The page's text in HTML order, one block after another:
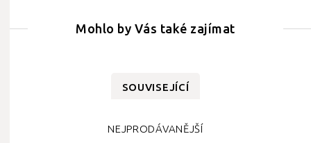
Mohlo by Vás také zajímat
SOUVISEJÍCÍ
NEJPRODÁVANĚJŠÍ